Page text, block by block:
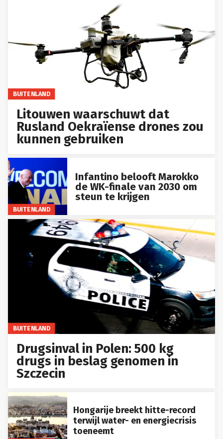
BUITENLAND
Litouwen waarschuwt dat
Rusland Oekraïense drones zou
kunnen gebruiken
BUITENLAND
Infantino belooft Marokko
de WK-finale van 2030 om
steun te krijgen
BUITENLAND
Drugsinval in Polen: 500 kg
drugs in beslag genomen in
Szczecin
Hongarije breekt hitte-record
terwijl water- en energiecrisis
toeneemt